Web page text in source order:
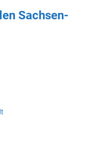
Sachsen-